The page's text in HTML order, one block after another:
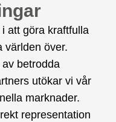
att göra kraftfulla
världen över.
betrodda
utökar vi vår
marknader.
representation